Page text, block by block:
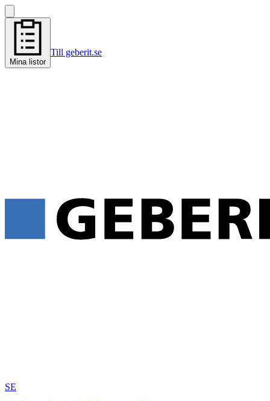
Mina listor
Till geberit.se
SE